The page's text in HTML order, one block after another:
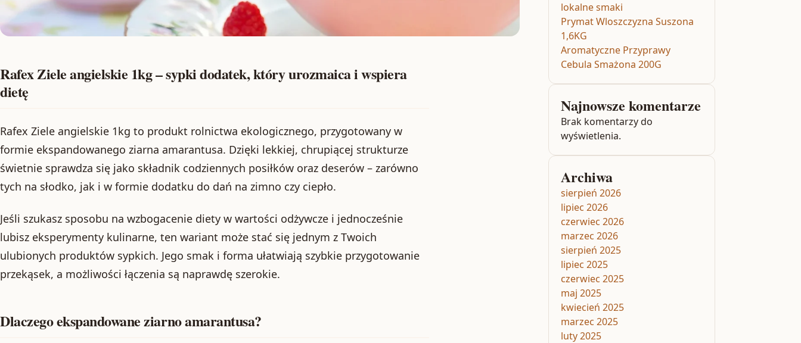
Rafex Ziele angielskie 1kg – sypki dodatek, który urozmaica i wspiera
dietę
Rafex Ziele angielskie 1kg to produkt rolnictwa ekologicznego, przygotowany w
formie ekspandowanego ziarna amarantusa. Dzięki lekkiej, chrupiącej strukturze
świetnie sprawdza się jako składnik codziennych posiłków oraz deserów – zarówno
tych na słodko, jak i w formie dodatku do dań na zimno czy ciepło.
Jeśli szukasz sposobu na wzbogacenie diety w wartości odżywcze i jednocześnie
lubisz eksperymenty kulinarne, ten wariant może stać się jednym z Twoich
ulubionych produktów sypkich. Jego smak i forma ułatwiają szybkie przygotowanie
przekąsek, a możliwości łączenia są naprawdę szerokie.
Dlaczego ekspandowane ziarno amarantusa?
lokalne smaki
Prymat Wloszczyzna Suszona
1,6KG
Aromatyczne Przyprawy
Cebula Smażona 200G
Najnowsze komentarze
Brak komentarzy do
wyświetlenia.
Archiwa
sierpień 2026
lipiec 2026
czerwiec 2026
marzec 2026
sierpień 2025
lipiec 2025
czerwiec 2025
maj 2025
kwiecień 2025
marzec 2025
luty 2025